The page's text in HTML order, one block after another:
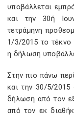
υποβάλλεται
και την 30ή
τετράμηνη
1/3/2015 το τέκνο
η δήλωση
Στην πιο πάνω
και την 30/5/2015
δήλωση από τον
από τον εκ